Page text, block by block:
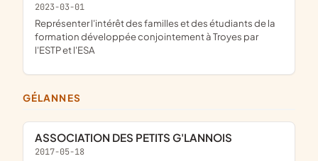
2023-03-01
représenter l'intérêt des familles et des étudiants de la
formation développée conjointement à Troyes par
l'ESTP et l'ESA
GÉLANNES
ASSOCIATION DES PETITS G'LANNOIS
2017-05-18